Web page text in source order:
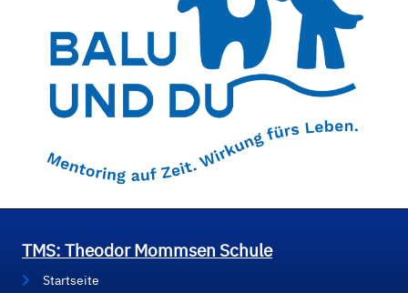
TMS: Theodor Mommsen Schule
Startseite